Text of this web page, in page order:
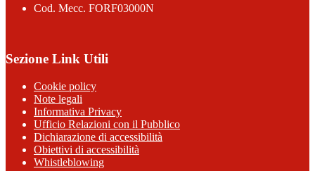
Cod. Mecc. FORF03000N
Sezione Link Utili
Cookie policy
Note legali
Informativa Privacy
Ufficio Relazioni con il Pubblico
Dichiarazione di accessibilità
Obiettivi di accessibilità
Whistleblowing